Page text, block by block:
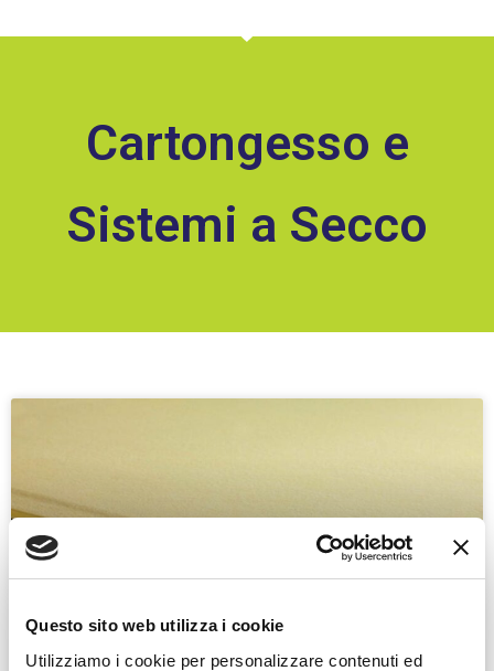
Questo sito web utilizza i cookie
Utilizziamo i cookie per personalizzare contenuti ed
Cartongesso e
Sistemi a Secco